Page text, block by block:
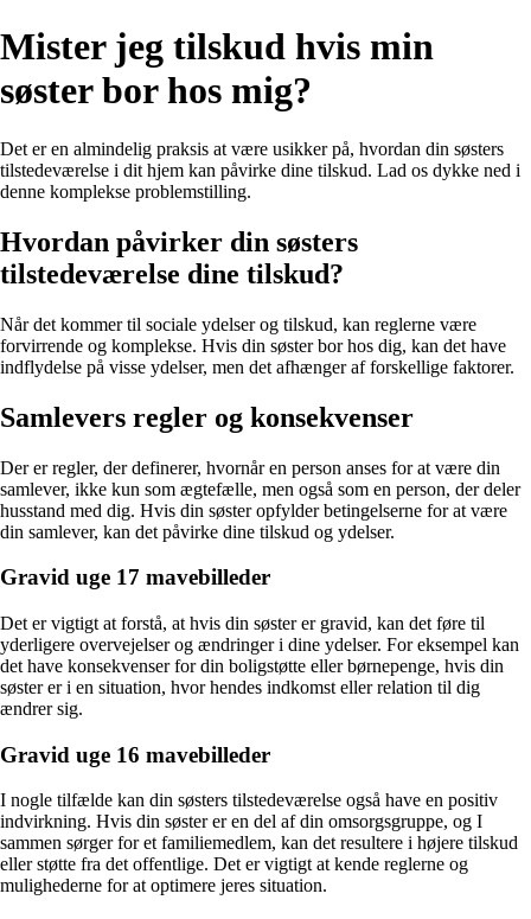
Mister jeg tilskud hvis min
søster bor hos mig?
Det er en almindelig praksis at være usikker på, hvordan din søsters
tilstedeværelse i dit hjem kan påvirke dine tilskud. Lad os dykke ned i
denne komplekse problemstilling.
Hvordan påvirker din søsters
tilstedeværelse dine tilskud?
Når det kommer til sociale ydelser og tilskud, kan reglerne være
forvirrende og komplekse. Hvis din søster bor hos dig, kan det have
indflydelse på visse ydelser, men det afhænger af forskellige faktorer.
Samlevers regler og konsekvenser
Der er regler, der definerer, hvornår en person anses for at være din
samlever, ikke kun som ægtefælle, men også som en person, der deler
husstand med dig. Hvis din søster opfylder betingelserne for at være
din samlever, kan det påvirke dine tilskud og ydelser.
Gravid uge 17 mavebilleder
Det er vigtigt at forstå, at hvis din søster er gravid, kan det føre til
yderligere overvejelser og ændringer i dine ydelser. For eksempel kan
det have konsekvenser for din boligstøtte eller børnepenge, hvis din
søster er i en situation, hvor hendes indkomst eller relation til dig
ændrer sig.
Gravid uge 16 mavebilleder
I nogle tilfælde kan din søsters tilstedeværelse også have en positiv
indvirkning. Hvis din søster er en del af din omsorgsgruppe, og I
sammen sørger for et familiemedlem, kan det resultere i højere tilskud
eller støtte fra det offentlige. Det er vigtigt at kende reglerne og
mulighederne for at optimere jeres situation.